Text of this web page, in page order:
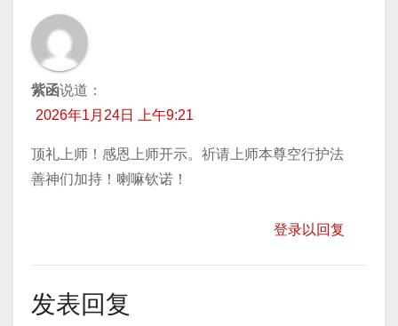
紫函说道：
2026年1月24日 上午9:21
顶礼上师！感恩上师开示。祈请上师本尊空行护法
善神们加持！喇嘛钦诺！
登录以回复
发表回复